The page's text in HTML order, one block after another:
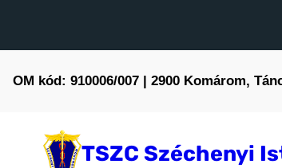
OM kód: 910006/007 | 2900 Komárom,
TSZC Széchenyi